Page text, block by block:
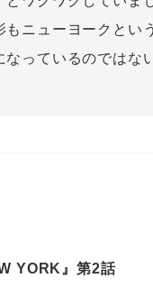
ニューヨークとい
っているのではな
YORK』第2話